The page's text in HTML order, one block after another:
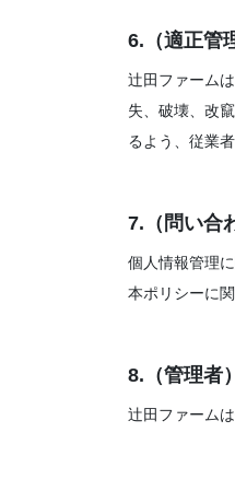
6.（適正管
辻田ファーム
失、破壊、改
るよう、従業
7.（問い合
個人情報管理
本ポリシーに
8.（管理者）
辻田ファーム